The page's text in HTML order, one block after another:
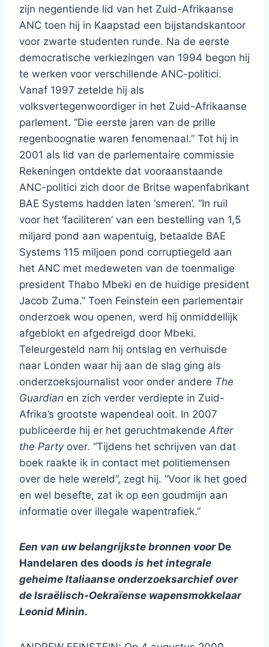
zijn negentiende lid van het Zuid-Afrikaanse
ANC toen hij in Kaapstad een bijstandskantoor
voor zwarte studenten runde. Na de eerste
democratische verkiezingen van 1994 begon hij
te werken voor verschillende ANC-politici.
Vanaf 1997 zetelde hij als
volksvertegenwoordiger in het Zuid-Afrikaanse
parlement. “Die eerste jaren van de prille
regenboognatie waren fenomenaal.” Tot hij in
2001 als lid van de parlementaire commissie
Rekeningen ontdekte dat vooraanstaande
ANC-politici zich door de Britse wapenfabrikant
BAE Systems hadden laten ‘smeren’. “In ruil
voor het ‘faciliteren’ van een bestelling van 1,5
miljard pond aan wapentuig, betaalde BAE
Systems 115 miljoen pond corruptiegeld aan
het ANC met medeweten van de toenmalige
president Thabo Mbeki en de huidige president
Jacob Zuma.” Toen Feinstein een parlementair
onderzoek wou openen, werd hij onmiddellijk
afgeblokt en afgedreigd door Mbeki.
Teleurgesteld nam hij ontslag en verhuisde
naar Londen waar hij aan de slag ging als
onderzoeksjournalist voor onder andere The
Guardian en zich verder verdiepte in Zuid-
Afrika’s grootste wapendeal ooit. In 2007
publiceerde hij er het geruchtmakende After
the Partyover. “Tijdens het schrijven van dat
boek raakte ik in contact met politiemensen
over de hele wereld”, zegt hij. “Voor ik het goed
en wel besefte, zat ik op een goudmijn aan
informatie over illegale wapentrafiek.”
Een van uw belangrijkste bronnen voor De
Handelaren des doods is het integrale
geheime Italiaanse onderzoeksarchief over
de Israëlisch-Oekraïense wapensmokkelaar
Leonid Minin.